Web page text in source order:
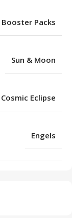
Booster Packs
Sun & Moon
Cosmic Eclipse
Engels